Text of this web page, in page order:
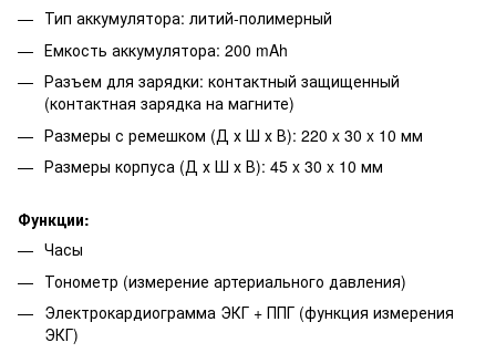
Тип аккумулятора: литий-полимерный
Емкость аккумулятора: 200 mAh
Разъем для зарядки: контактный защищенный
(контактная зарядка на магните)
Размеры с ремешком (Д х Ш х В): 220 x 30 x 10 мм
Размеры корпуса (Д х Ш х В): 45 x 30 x 10 мм
Функции:
Часы
Тонометр (измерение артериального давления)
Электрокардиограмма ЭКГ + ППГ (функция измерения
ЭКГ)